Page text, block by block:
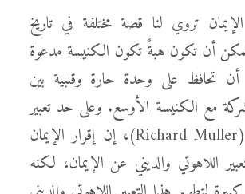
تروي لنا قصة مختلفة في تاريخ
أن تكون هبةً تكون الكنيسة مدعوة
تحافظ على وحدة حارة وقلبية بين
مع الكنيسة الأوسع. وعلى حد تعبير
ريتشارد ميولر (Richard Muller)، إن إقرار الإيمان
اللاهوتي والديني عن الإيمان، لكنه